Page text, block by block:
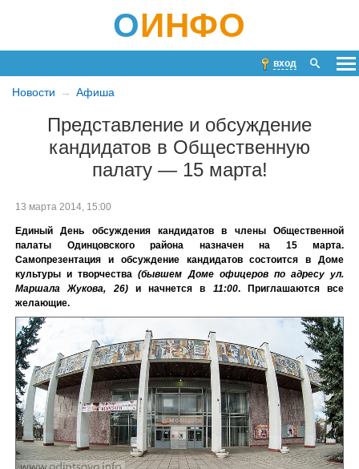
ОИНФО
вход
Новости Афиша
Представление и обсуждение
кандидатов в Общественную
палату — 15 марта!
13 марта 2014, 15:00
Единый День обсуждения кандидатов в члены Общественной
палаты Одинцовского района назначен на 15 марта.
Самопрезентация и обсуждение кандидатов состоится в Доме
культуры и творчества(бывшем Доме офицеров по адресу ул.
Маршала Жукова, 26)и начнется в 11:00. Приглашаются все
желающие.